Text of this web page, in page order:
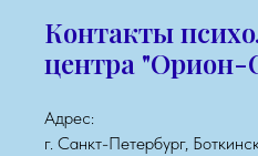
Контакты
центра "Орион-
Адрес:
г. Санкт-Петербург,